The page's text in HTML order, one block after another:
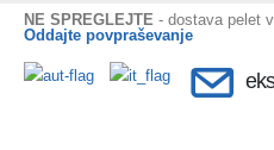
NE SPREGLEJTE - dostava pelet
Oddajte povpraševanje